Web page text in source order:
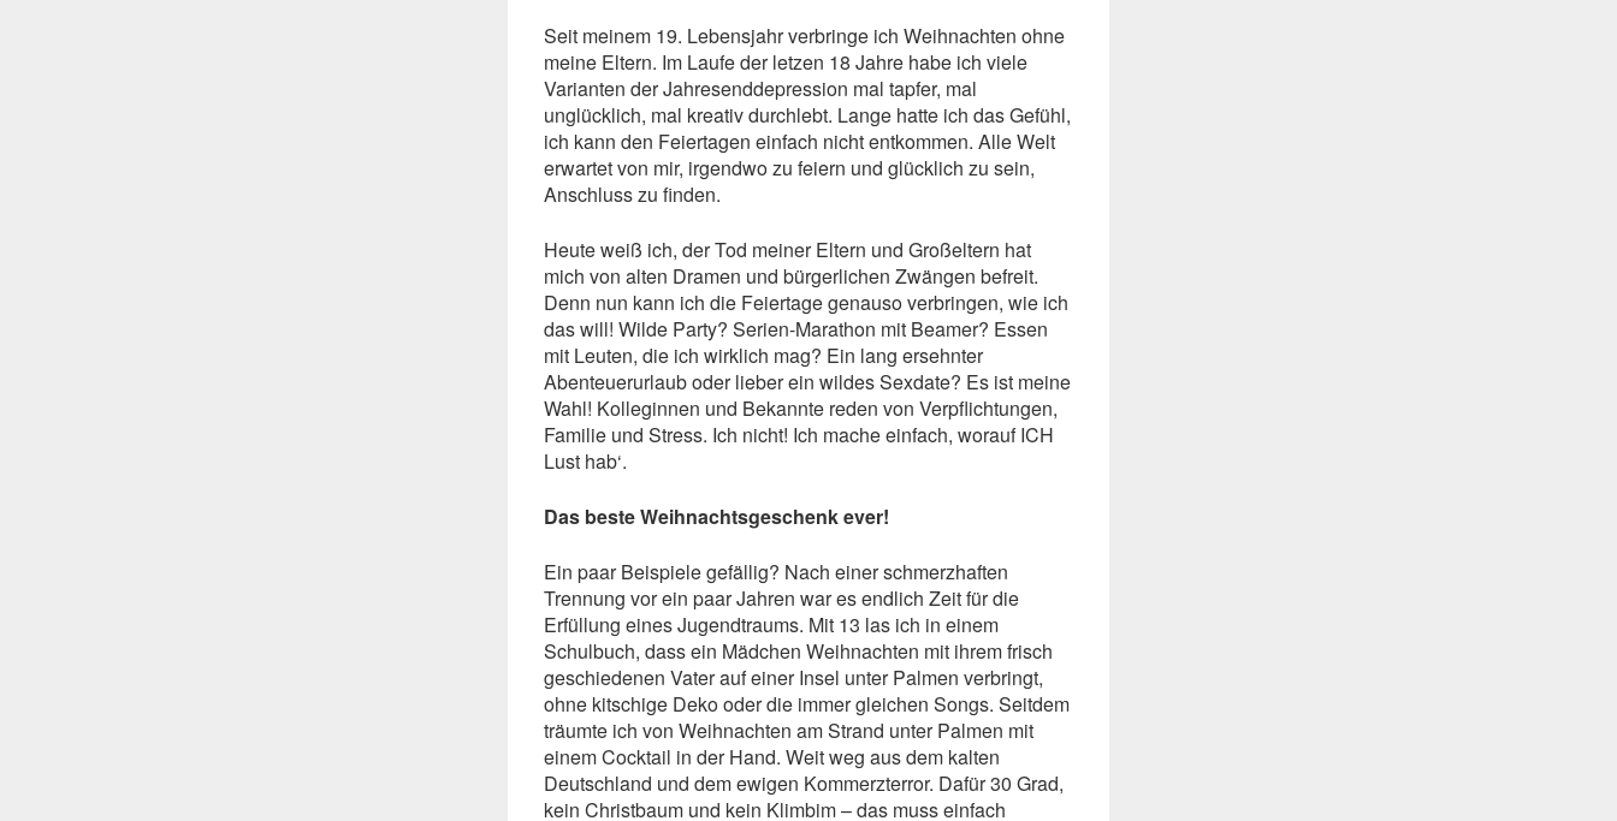
Seit meinem 19. Lebensjahr verbringe ich Weihnachten ohne
meine Eltern. Im Laufe der letzen 18 Jahre habe ich viele
Varianten der Jahresenddepression mal tapfer, mal
unglücklich, mal kreativ durchlebt. Lange hatte ich das Gefühl,
ich kann den Feiertagen einfach nicht entkommen. Alle Welt
erwartet von mir, irgendwo zu feiern und glücklich zu sein,
Anschluss zu finden.
Heute weiß ich, der Tod meiner Eltern und Großeltern hat
mich von alten Dramen und bürgerlichen Zwängen befreit.
Denn nun kann ich die Feiertage genauso verbringen, wie ich
das will! Wilde Party? Serien-Marathon mit Beamer? Essen
mit Leuten, die ich wirklich mag? Ein lang ersehnter
Abenteuerurlaub oder lieber ein wildes Sexdate? Es ist meine
Wahl! Kolleginnen und Bekannte reden von Verpflichtungen,
Familie und Stress. Ich nicht! Ich mache einfach, worauf ICH
Lust hab‘.
Das beste Weihnachtsgeschenk ever!
Ein paar Beispiele gefällig? Nach einer schmerzhaften
Trennung vor ein paar Jahren war es endlich Zeit für die
Erfüllung eines Jugendtraums. Mit 13 las ich in einem
Schulbuch, dass ein Mädchen Weihnachten mit ihrem frisch
geschiedenen Vater auf einer Insel unter Palmen verbringt,
ohne kitschige Deko oder die immer gleichen Songs. Seitdem
träumte ich von Weihnachten am Strand unter Palmen mit
einem Cocktail in der Hand. Weit weg aus dem kalten
Deutschland und dem ewigen Kommerzterror. Dafür 30 Grad,
kein Christbaum und kein Klimbim – das muss einfach